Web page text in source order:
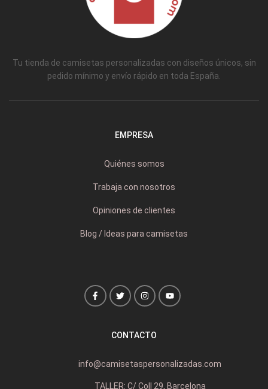
Tu tienda de camisetas personalizadas con diseños únicos, sin
pedido mínimo y envío rápido en toda España.
EMPRESA
Quiénes somos
Trabaja con nosotros
Opiniones de clientes
Blog / Ideas para camisetas
CONTACTO
info@camisetaspersonalizadas.com
TALLER: C/ Coll 29, Barcelona